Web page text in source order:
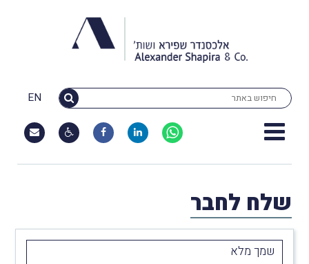
EN
שלח לחבר
שמך מלא